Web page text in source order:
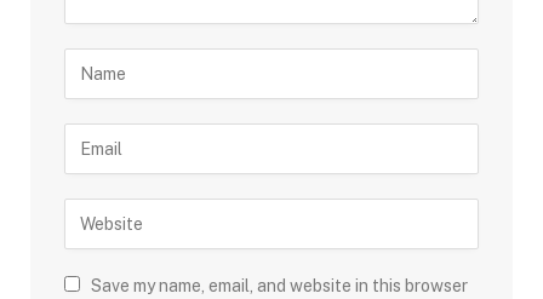
Save my name, email, and website in this browser